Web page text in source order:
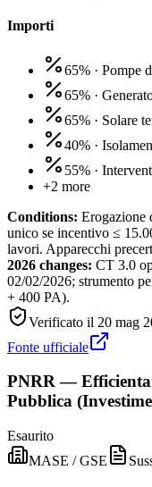
Importi
65% · Pompe
65% ·
65% · Solare
40% ·
55% ·
+2 more
Conditions: Erogazione
unico se incentivo ≤
lavori. Apparecchi
2026 changes: CT 3.0
02/02/2026; strumento
+ 400 PA).
Verificato il 20 mag
Fonte ufficiale
PNRR —
Pubblica
Esaurito
MASE / GSE